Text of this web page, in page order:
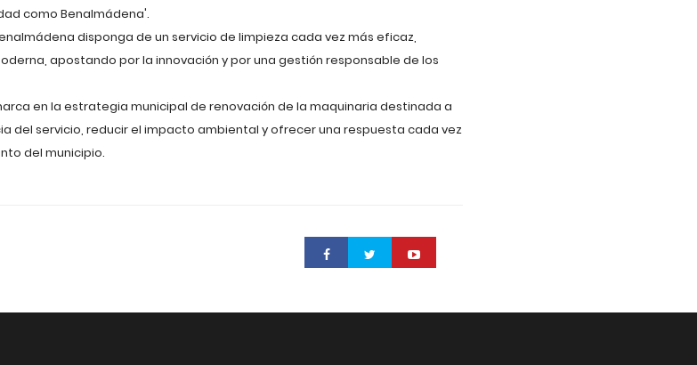
como Benalmádena'.
disponga de un servicio de limpieza cada vez más eficaz,
apostando por la innovación y por una gestión responsable de los
en la estrategia municipal de renovación de la maquinaria destinada a
del servicio, reducir el impacto ambiental y ofrecer una respuesta cada vez
del municipio.